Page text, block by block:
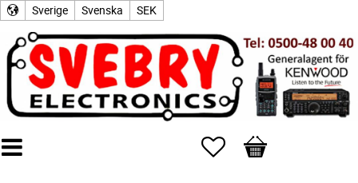
Sverige Svenska SEK
Favoriter
Kundvagn